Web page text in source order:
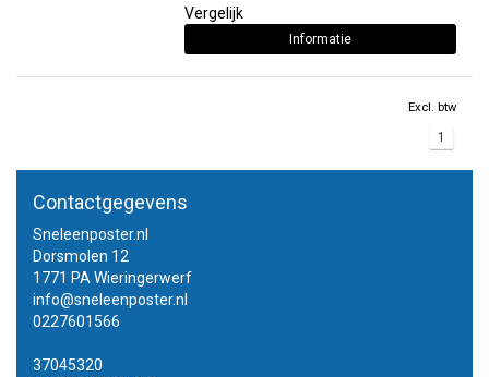
Vergelijk
Informatie
Excl. btw
1
Contactgegevens
Sneleenposter.nl
Dorsmolen 12
1771 PA Wieringerwerf
info@sneleenposter.nl
0227601566
37045320